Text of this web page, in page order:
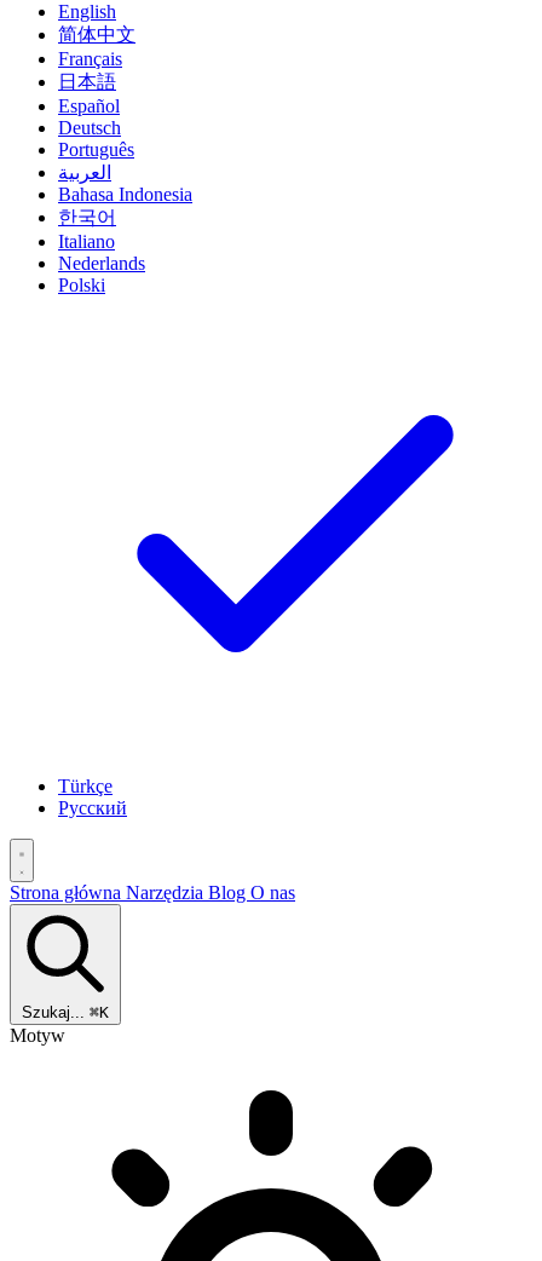
English
简体中文
Français
日本語
Español
Deutsch
Português
العربية
Bahasa Indonesia
한국어
Italiano
Nederlands
Polski
Türkçe
Русский
Strona główna Narzędzia Blog O nas
Szukaj... ⌘K
Motyw